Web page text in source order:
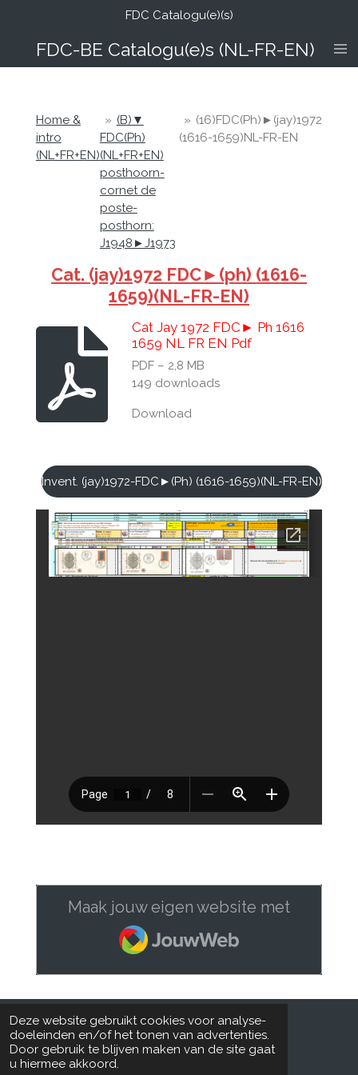
Deze website gebruikt cookies voor analyse-
doeleinden en/of het tonen van advertenties.
Door gebruik te blijven maken van de site gaat
u hiermee akkoord.
de
FDC-BE Catalogu(e)s (NL-FR-EN)
FDC Catalogu(e)(s)
Home &
intro
(NL+FR+EN)
» (B)▼
FDC(Ph)
(NL+FR+EN)
posthoorn-
cornet de
poste-
posthorn:
J1948►J1973
» (16)FDC(Ph)►(jay)1972
(1616-1659)NL-FR-EN
Cat. (jay)1972 FDC►(ph) (1616-
1659)(NL-FR-EN)
Cat Jay 1972 FDC► Ph 1616
1659 NL FR EN Pdf
PDF – 2,8 MB
149 downloads
Download
Invent. (jay)1972-FDC►(Ph) (1616-1659)(NL-FR-EN)
Maak jouw eigen website met
JouwWeb
UPDATE: FDC
© 2021 - 2026 FDC-BE catalogu(s)(e)_NL-FR-EN